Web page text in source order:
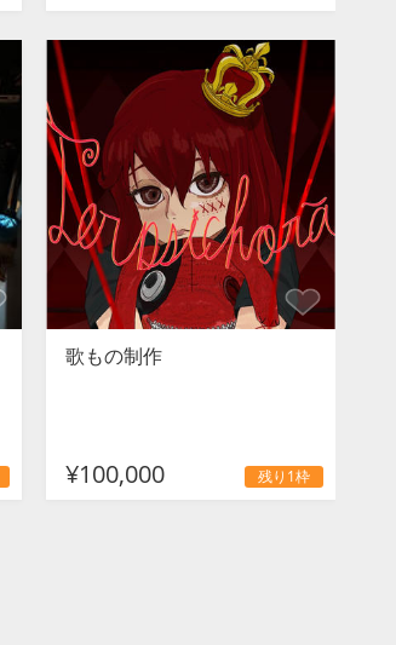
歌もの制作
¥100,000 残り1枠